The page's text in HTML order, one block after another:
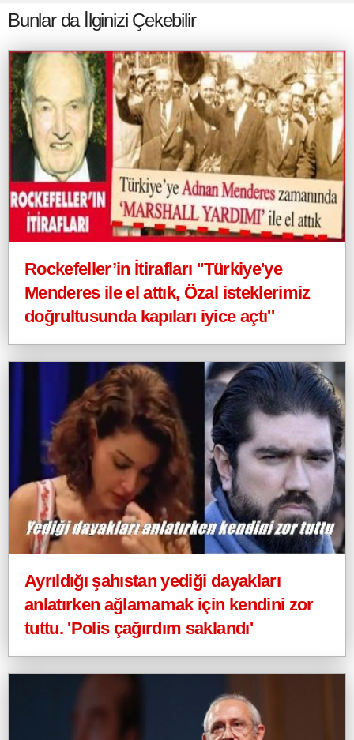
Bunlar da İlginizi Çekebilir
Rockefeller’in İtirafları ''Türkiye'ye
Menderes ile el attık, Özal isteklerimiz
doğrultusunda kapıları iyice açtı''
Ayrıldığı şahıstan yediği dayakları
anlatırken ağlamamak için kendini zor
tuttu. 'Polis çağırdım saklandı'